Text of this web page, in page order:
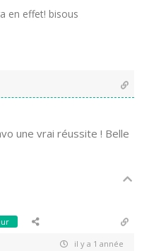
en effet! bisous
une vrai réussite ! Belle
il y a 1 année